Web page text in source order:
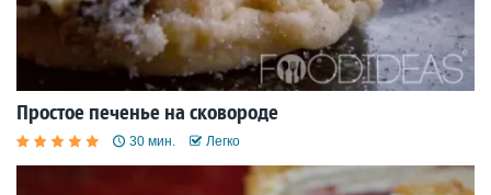
Простое печенье на сковороде
30 мин. Легко